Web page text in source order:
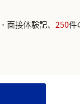
面接体験記、 250件